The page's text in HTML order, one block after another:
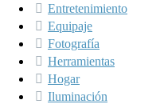
Entretenimiento
Equipaje
Fotografía
Herramientas
Hogar
Iluminación